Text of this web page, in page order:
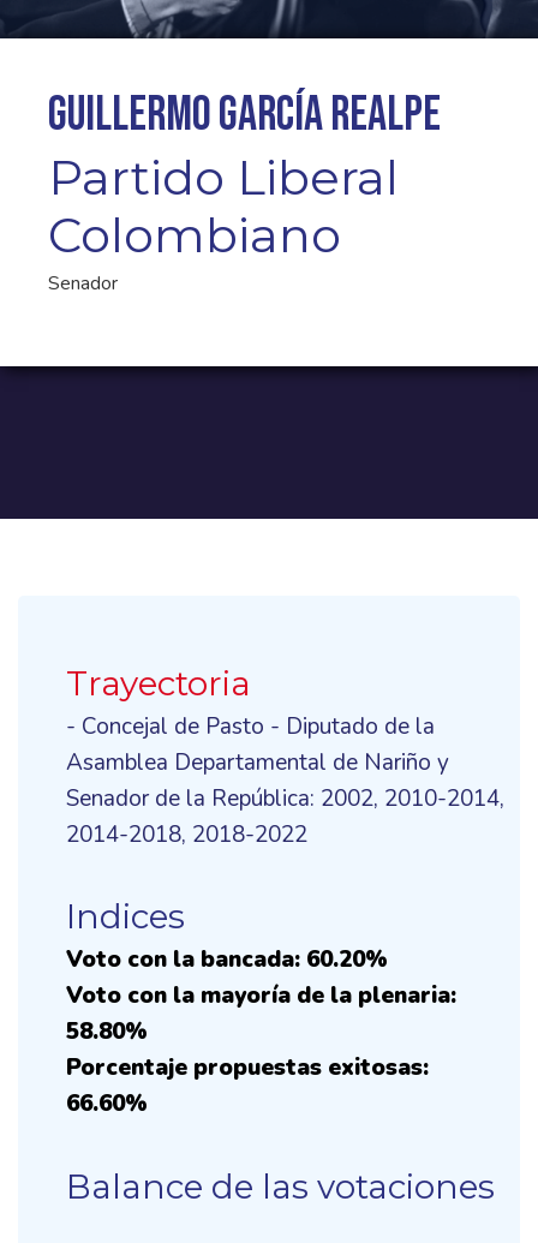
Guillermo García Realpe
Partido Liberal
Colombiano
Senador
Trayectoria
- Concejal de Pasto - Diputado de la
Asamblea Departamental de Nariño y
Senador de la República: 2002, 2010-2014,
2014-2018, 2018-2022
Indices
Voto con la bancada: 60.20%
Voto con la mayoría de la plenaria:
58.80%
Porcentaje propuestas exitosas:
66.60%
Balance de las votaciones